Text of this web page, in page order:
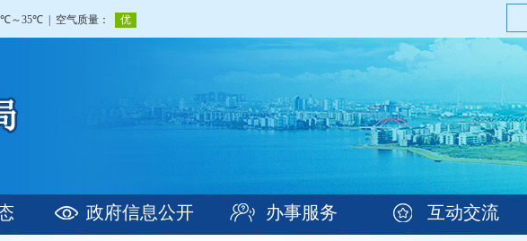
政府信息公开 办事服务 互动交流